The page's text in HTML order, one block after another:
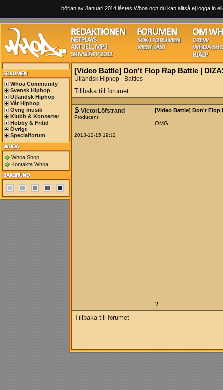
I början av Januari 2014 låstes Whoa och du kan alltså ej logga in
Whoa Community
Svensk Hiphop
Utländsk Hiphop
Vår Hiphop
Övrig musik
Klubb & Konserter
Hobby & Fritid
Övrigt
Specialforum
Whoa Shop
Kontakta Whoa
[Video Battle] Don't Flop Rap Battle |
Utländsk Hiphop - Battles
Tillbaka till forumet
VictorLöfstrand
Producent
2013-12-15 19:12
[Video Battle] Don't Flop
OMG
:)
Tillbaka till forumet